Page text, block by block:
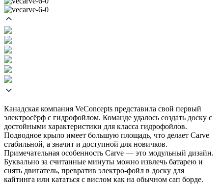
Канадская компания VeConcepts представила свой первый
электросёрф с гидрофойлом. Команде удалось создать доску с
достойными характеристики для класса гидрофойлов.
Подводное крыло имеет большую площадь, что делает Carve
стабильной, а значит и доступной для новичков.
Примечательная особенность Carve — это модульный дизайн.
Буквально за считанные минуты можно извлечь батарею и
снять двигатель, превратив электро-фойл в доску для
кайтинга или кататься с вислом как на обычном сап борде.